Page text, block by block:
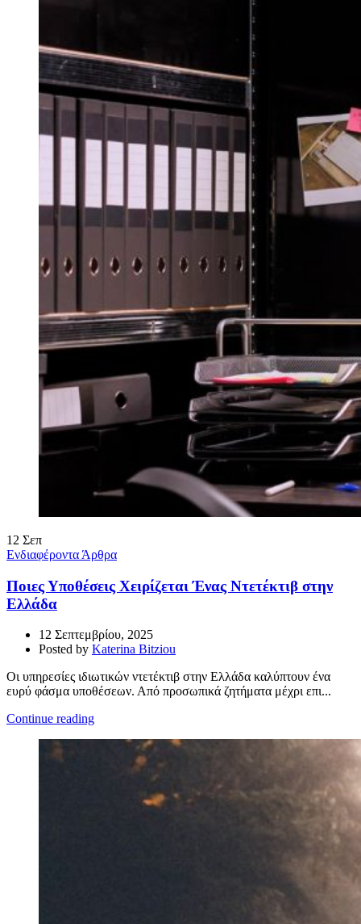
12 Σεπ
Ενδιαφέροντα Άρθρα
Ποιες Υποθέσεις Χειρίζεται Ένας Ντετέκτιβ στην
Ελλάδα
12 Σεπτεμβρίου, 2025
Posted by Katerina Bitziou
Οι υπηρεσίες ιδιωτικών ντετέκτιβ στην Ελλάδα καλύπτουν ένα
ευρύ φάσμα υποθέσεων. Από προσωπικά ζητήματα μέχρι επι...
Continue reading